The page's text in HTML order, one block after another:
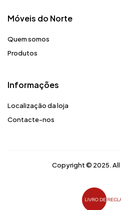
Móveis do Norte​
Quem somos
Produtos
Informações
Localização da loja
Contacte-nos
Copyright © 2025. All